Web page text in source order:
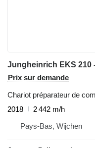
Prix sur demande
Chariot préparateur de
2018
2 442 m/h
Pays-Bas, Wijchen